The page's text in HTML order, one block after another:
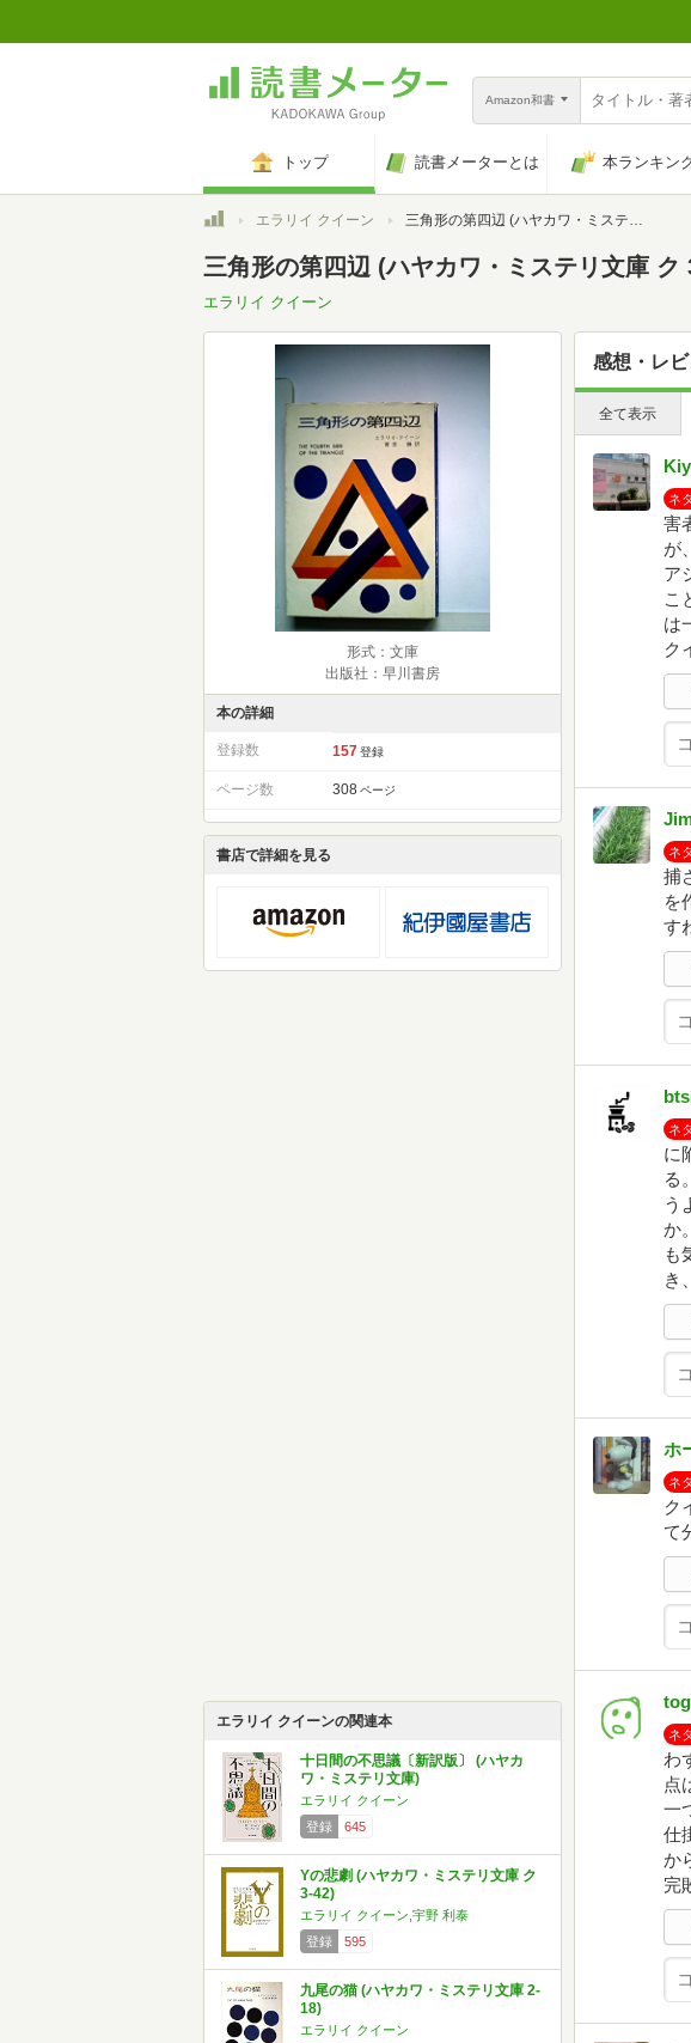
Amazon和書
トップ 読書メーターとは 本ランキン
トップエラリイ クイーン 三角形の第四辺 (ハヤカワ・ミステリ文庫 ク 3-24)
三角形の第四辺 (ハヤカワ・ミステリ文庫 ク
エラリイ クイーン
形式：文庫
出版社：早川書房
本の詳細
登録数 157 登録
ページ数 308 ページ
書店で詳細を見る
エラリイ クイーンの関連本
十日間の不思議〔新訳版〕 (ハヤカ
ワ・ミステリ文庫)
エラリイ クイーン
登録
645
Yの悲劇 (ハヤカワ・ミステリ文庫 ク
3-42)
エラリイ クイーン,宇野 利泰
登録
595
九尾の猫 (ハヤカワ・ミステリ文庫 2-
18)
エラリイ クイーン
感想・レ
全て表示
ネ
害
が
ア
こ
は
ク
ネ
捕
を
す
ネ
に
る
う
か
も
き
ホ
ネ
ク
て
ネ
わ
点
一
仕
か
完